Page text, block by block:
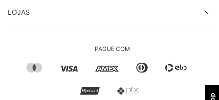
LOJAS
PAGUE COM